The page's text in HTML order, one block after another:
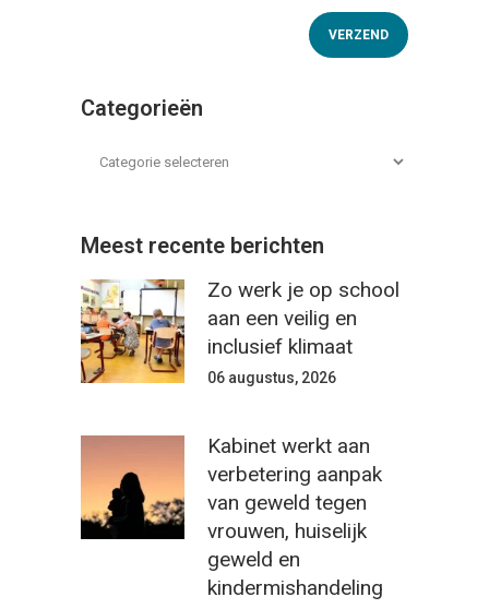
Categorieën
Meest recente berichten
Zo werk je op school
aan een veilig en
inclusief klimaat
06 augustus, 2026
Kabinet werkt aan
verbetering aanpak
van geweld tegen
vrouwen, huiselijk
geweld en
kindermishandeling